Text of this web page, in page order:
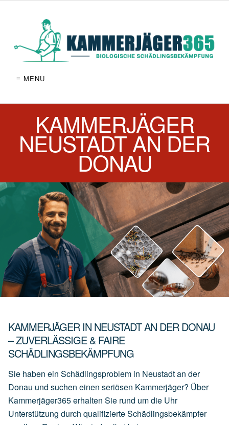
≡ MENU
KAMMERJÄGER
NEUSTADT AN DER
DONAU
KAMMERJÄGER IN NEUSTADT AN DER DONAU
– ZUVERLÄSSIGE & FAIRE
SCHÄDLINGSBEKÄMPFUNG
Sie haben ein Schädlingsproblem in Neustadt an der
Donau und suchen einen seriösen Kammerjäger? Über
Kammerjäger365 erhalten Sie rund um die Uhr
Unterstützung durch qualifizierte Schädlingsbekämpfer